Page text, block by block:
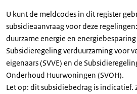
U kunt de meldcodes in dit register
subsidieaanvraag voor deze
duurzame energie en energiebesparing
Subsidieregeling verduurzaming voor
eigenaars (SVVE) en de
Onderhoud Huurwoningen (SVOH).
Let op: dit subsidiebedrag is indicatief.